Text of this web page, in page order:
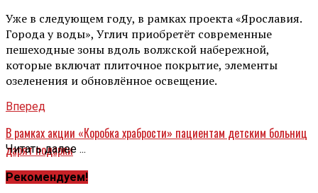
Уже в следующем году, в рамках проекта «Ярославия.
Города у воды», Углич приобретёт современные
пешеходные зоны вдоль волжской набережной,
которые включат плиточное покрытие, элементы
озеленения и обновлённое освещение.
Вперед
В рамках акции «Коробка храбрости» пациентам детским больниц
дарят подарки
Назад
Читать далее ...
Рекомендуем!